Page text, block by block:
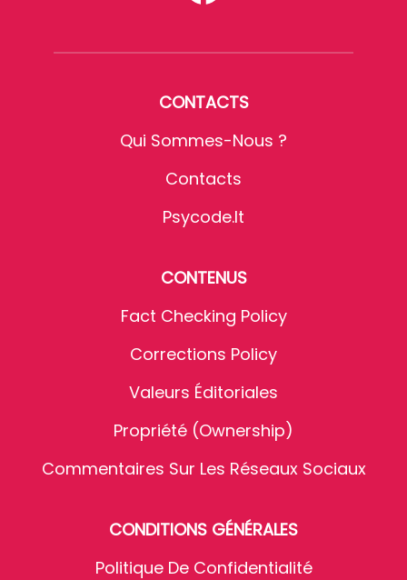
CONTACTS
Qui Sommes-Nous ?
Contacts
Psycode.it
CONTENUS
Fact Checking Policy
Corrections Policy
Valeurs Éditoriales
Propriété (Ownership)
Commentaires Sur Les Réseaux Sociaux
CONDITIONS GÉNÉRALES
Politique De Confidentialité